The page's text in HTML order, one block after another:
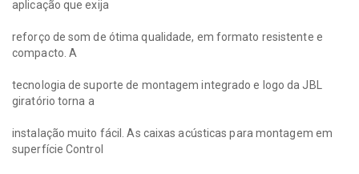
aplicação que exija
reforço de som de ótima qualidade, em formato resistente e
compacto. A
tecnologia de suporte de montagem integrado e logo da JBL
giratório torna a
instalação muito fácil. As caixas acústicas para montagem em
superfície Control